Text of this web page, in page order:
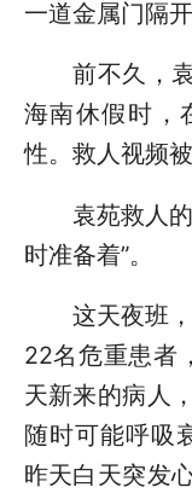
一道金属门隔
前不久，袁
海南休假时，
性。救人视频
袁苑救人的
时准备着”。
这天夜班，8
22名危重患者
天新来的病人
随时可能呼吸
昨天白天突发